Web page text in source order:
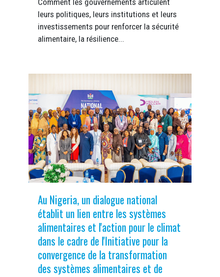
Comment les gouvernements articulent
leurs politiques, leurs institutions et leurs
investissements pour renforcer la sécurité
alimentaire, la résilience...
Au Nigeria, un dialogue national
établit un lien entre les systèmes
alimentaires et l'action pour le climat
dans le cadre de l'Initiative pour la
convergence de la transformation
des systèmes alimentaires et de